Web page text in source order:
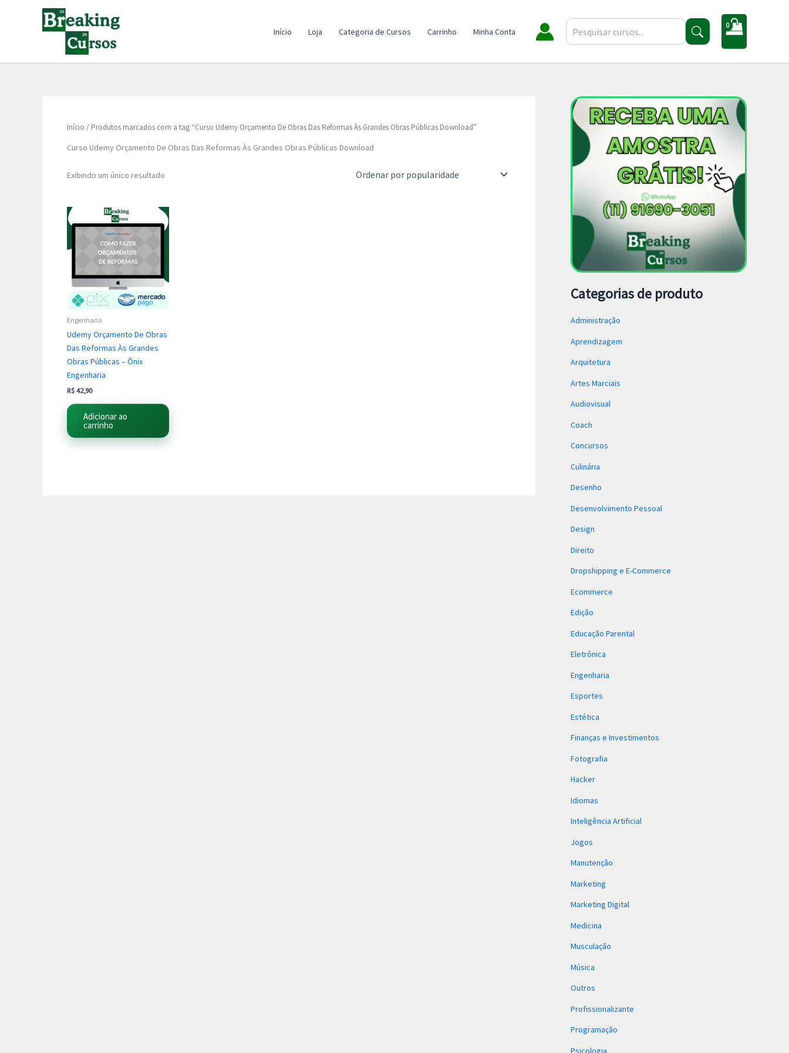
Início Loja Categoria de Cursos Carrinho Minha Conta
Início / Produtos marcados com a tag “Curso Udemy Orçamento De Obras Das Reformas Às Grandes Obras Públicas Download”
Curso Udemy Orçamento De Obras Das Reformas Às Grandes Obras Públicas Download
Exibindo um único resultado
Engenharia
Udemy Orçamento De Obras
Das Reformas Às Grandes
Obras Públicas – Ônix
Engenharia
R$ 42,90
Adicionar ao
carrinho
Categorias de produto
Administração
Aprendizagem
Arquitetura
Artes Marciais
Audiovisual
Coach
Concursos
Culinária
Desenho
Desenvolvimento Pessoal
Design
Direito
Dropshipping e E-Commerce
Ecommerce
Edição
Educação Parental
Eletrônica
Engenharia
Esportes
Estética
Finanças e Investimentos
Fotografia
Hacker
Idiomas
Inteligência Artificial
Jogos
Manutenção
Marketing
Marketing Digital
Medicina
Musculação
Música
Outros
Profissionalizante
Programação
Psicologia